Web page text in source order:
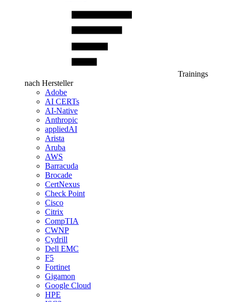
Trainings
nach Hersteller
Adobe
AI CERTs
AI-Native
Anthropic
appliedAI
Arista
Aruba
AWS
Barracuda
Brocade
CertNexus
Check Point
Cisco
Citrix
CompTIA
CWNP
Cydrill
Dell EMC
F5
Fortinet
Gigamon
Google Cloud
HPE